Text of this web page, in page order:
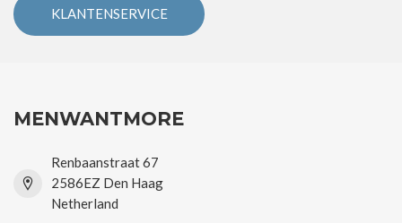
KLANTENSERVICE
MENWANTMORE
Renbaanstraat 67
2586EZ Den Haag
Netherland